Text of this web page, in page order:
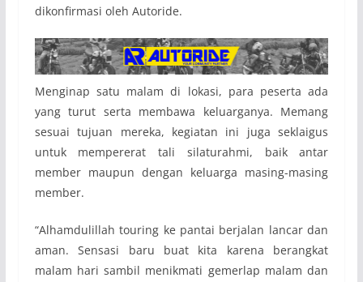
dikonfirmasi oleh Autoride.
Menginap satu malam di lokasi, para peserta ada
yang turut serta membawa keluarganya. Memang
sesuai tujuan mereka, kegiatan ini juga seklaigus
untuk mempererat tali silaturahmi, baik antar
member maupun dengan keluarga masing-masing
member.
“Alhamdulillah touring ke pantai berjalan lancar dan
aman. Sensasi baru buat kita karena berangkat
malam hari sambil menikmati gemerlap malam dan